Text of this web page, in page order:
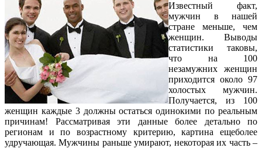
Известный факт,
мужчин в нашей
стране меньше, чем
женщин. Выводы
статистики таковы,
что на 100
незамужних женщин
приходится около 97
холостых мужчин.
Получается, из 100
женщин каждые 3 должны остаться одинокими по реальным
причинам! Рассматривая эти данные более детально по
регионам и по возрастному критерию, картина ещеболее
удручающая. Мужчины раньше умирают, некоторая их часть –